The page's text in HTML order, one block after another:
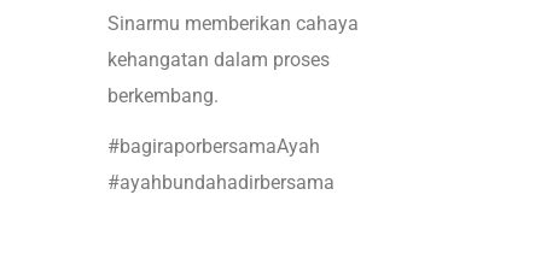
Sinarmu memberikan cahaya
kehangatan dalam proses
berkembang.
#bagiraporbersamaAyah
#ayahbundahadirbersama